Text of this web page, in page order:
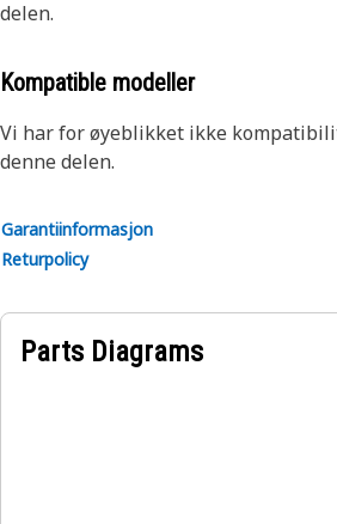
delen.
Kompatible modeller
Vi har for øyeblikket ikke
denne delen.
Garantiinformasjon
Returpolicy
Parts Diagrams